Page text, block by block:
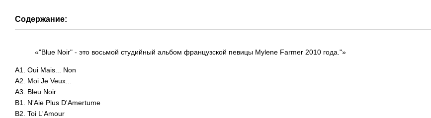
Содержание:
«"Blue Noir" - это восьмой студийный альбом французской певицы Mylene Farmer 2010 года."»
A1. Oui Mais... Non
A2. Moi Je Veux...
A3. Bleu Noir
B1. N'Aie Plus D'Amertume
B2. Toi L'Amour